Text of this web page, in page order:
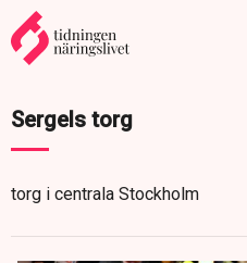
Sergels torg
torg i centrala Stockholm